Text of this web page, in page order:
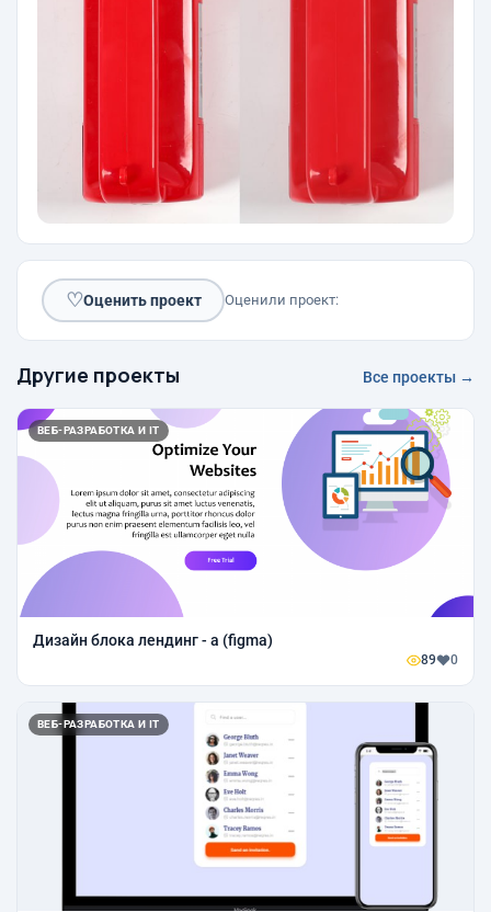
♡Оценить проект Оценили проект:
Другие проекты Все проекты →
ВЕБ-РАЗРАБОТКА И IT
Дизайн блока лендинг - а (figma)
89 0
ВЕБ-РАЗРАБОТКА И IT